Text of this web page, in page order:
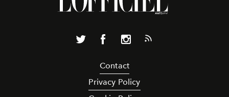
Contact
Privacy Policy